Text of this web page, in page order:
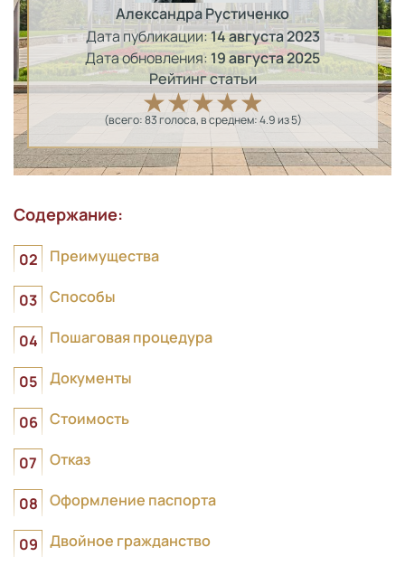
Александра Рустиченко
Дата публикации:14 августа 2023
Дата обновления: 19 августа 2025
Рейтинг статьи
(всего:83голоса, в среднем:4.9из 5)
Содержание:
Преимущества
Способы
Пошаговая процедура
Документы
Стоимость
Отказ
Оформление паспорта
Двойное гражданство